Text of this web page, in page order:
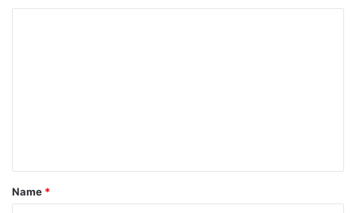
*
Name *